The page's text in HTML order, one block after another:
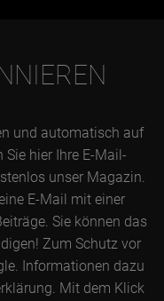
und automatisch auf
Sie hier Ihre E-Mail-
unser Magazin.
E-Mail mit einer
Sie können das
Zum Schutz vor
Informationen dazu
Mit dem Klick